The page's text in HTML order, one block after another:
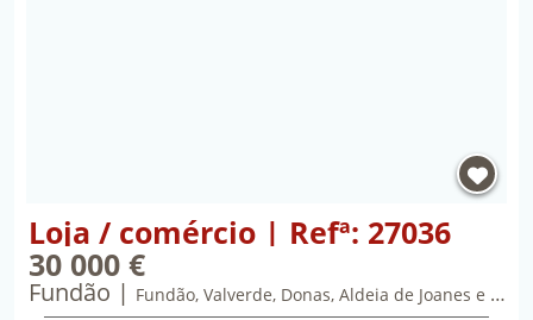
Propriedade Loja / comércio | Refª: 27036 |
Loja / comércio | Refª: 27036
30 000 €
trinta mil euros
Fundão
Fundão, Valverde, Donas, Aldeia de Joanes e Aldeia Nova do Cabo